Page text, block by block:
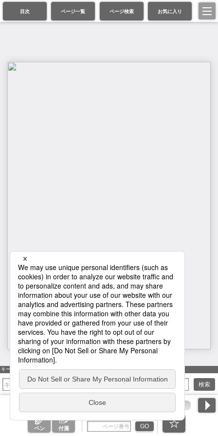
目次 ページ一覧 ページ検索 お気に入り
表紙
キーワード検索
検索
ペン 付箋 GO